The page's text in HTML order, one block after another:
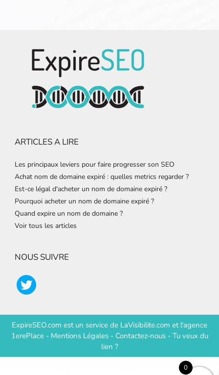
ARTICLES A LIRE
Les principaux leviers pour faire progresser son SEO
Achat nom de domaine expiré : quelles metrics regarder ?
Est-ce légal d'acheter un nom de domaine expiré ?
Pourquoi acheter un nom de domaine expiré ?
Quand expire un nom de domaine ?
Voir tous les articles
NOUS SUIVRE
ExpireSEO.com est un service de LaVisibilite.com etl'agence
1erePlace- Mentions Légales- Contactez-nous- Tu veux du
lien ?
0